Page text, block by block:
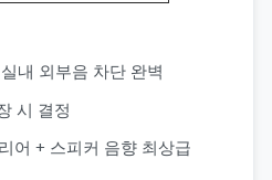
내 외부음 차단 완벽
시 결정
어 + 스피커 음향 최상급